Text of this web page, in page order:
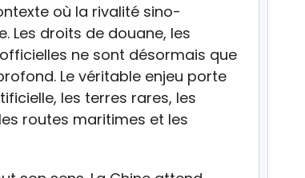
où la rivalité sino-
Les droits de douane, les
ne sont désormais que
Le véritable enjeu porte
les terres rares, les
routes maritimes et les